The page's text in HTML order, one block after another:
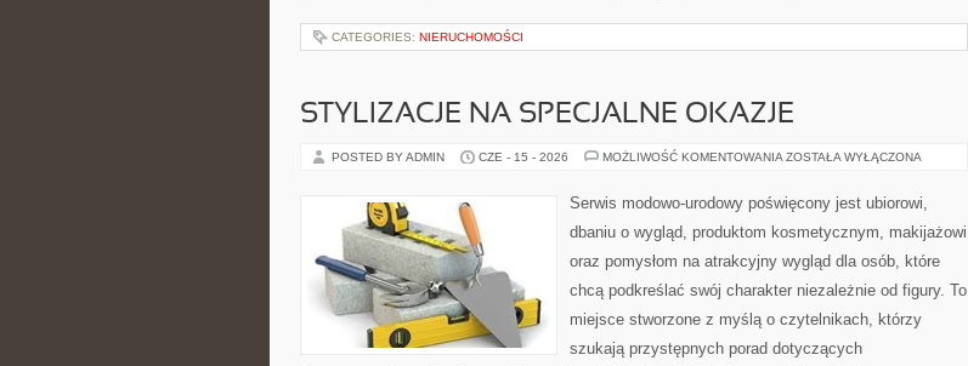
CATEGORIES: NIERUCHOMOŚCI
STYLIZACJE NA SPECJALNE OKAZJE
POSTED BY ADMIN CZE - 15 - 2026 MOŻLIWOŚĆ KOMENTOWANIA STYLIZACJE
OKAZJE
ZOSTAŁA WYŁĄCZONA
Serwis modowo-urodowy poświęcony jest ubiorowi,
dbaniu o wygląd, produktom kosmetycznym, makijażowi
oraz pomysłom na atrakcyjny wygląd dla osób, które
chcą podkreślać swój charakter niezależnie od figury. To
miejsce stworzone z myślą o czytelnikach, którzy
szukają przystępnych porad dotyczących